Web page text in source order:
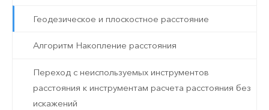
Геодезическое и плоскостное расстояние
Алгоритм Накопление расстояния
Переход с неиспользуемых инструментов
расстояния к инструментам расчета расстояния без
искажений